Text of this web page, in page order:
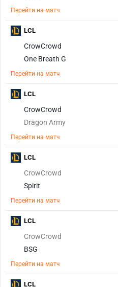
Перейти на матч
CrowCrowd
One Breath G
Перейти на матч
LCL
CrowCrowd
Dragon Army
Перейти на матч
LCL
CrowCrowd
Spirit
Перейти на матч
LCL
CrowCrowd
BSG
Перейти на матч
LCL
LCL